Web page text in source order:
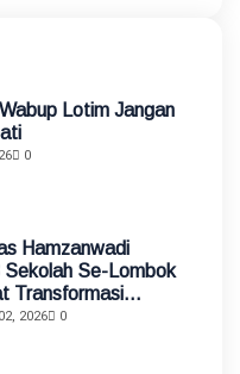
Lotim Jangan
0
Hamzanwadi
Sekolah Se-Lombok
Transformasi
Asistensi
2026 0